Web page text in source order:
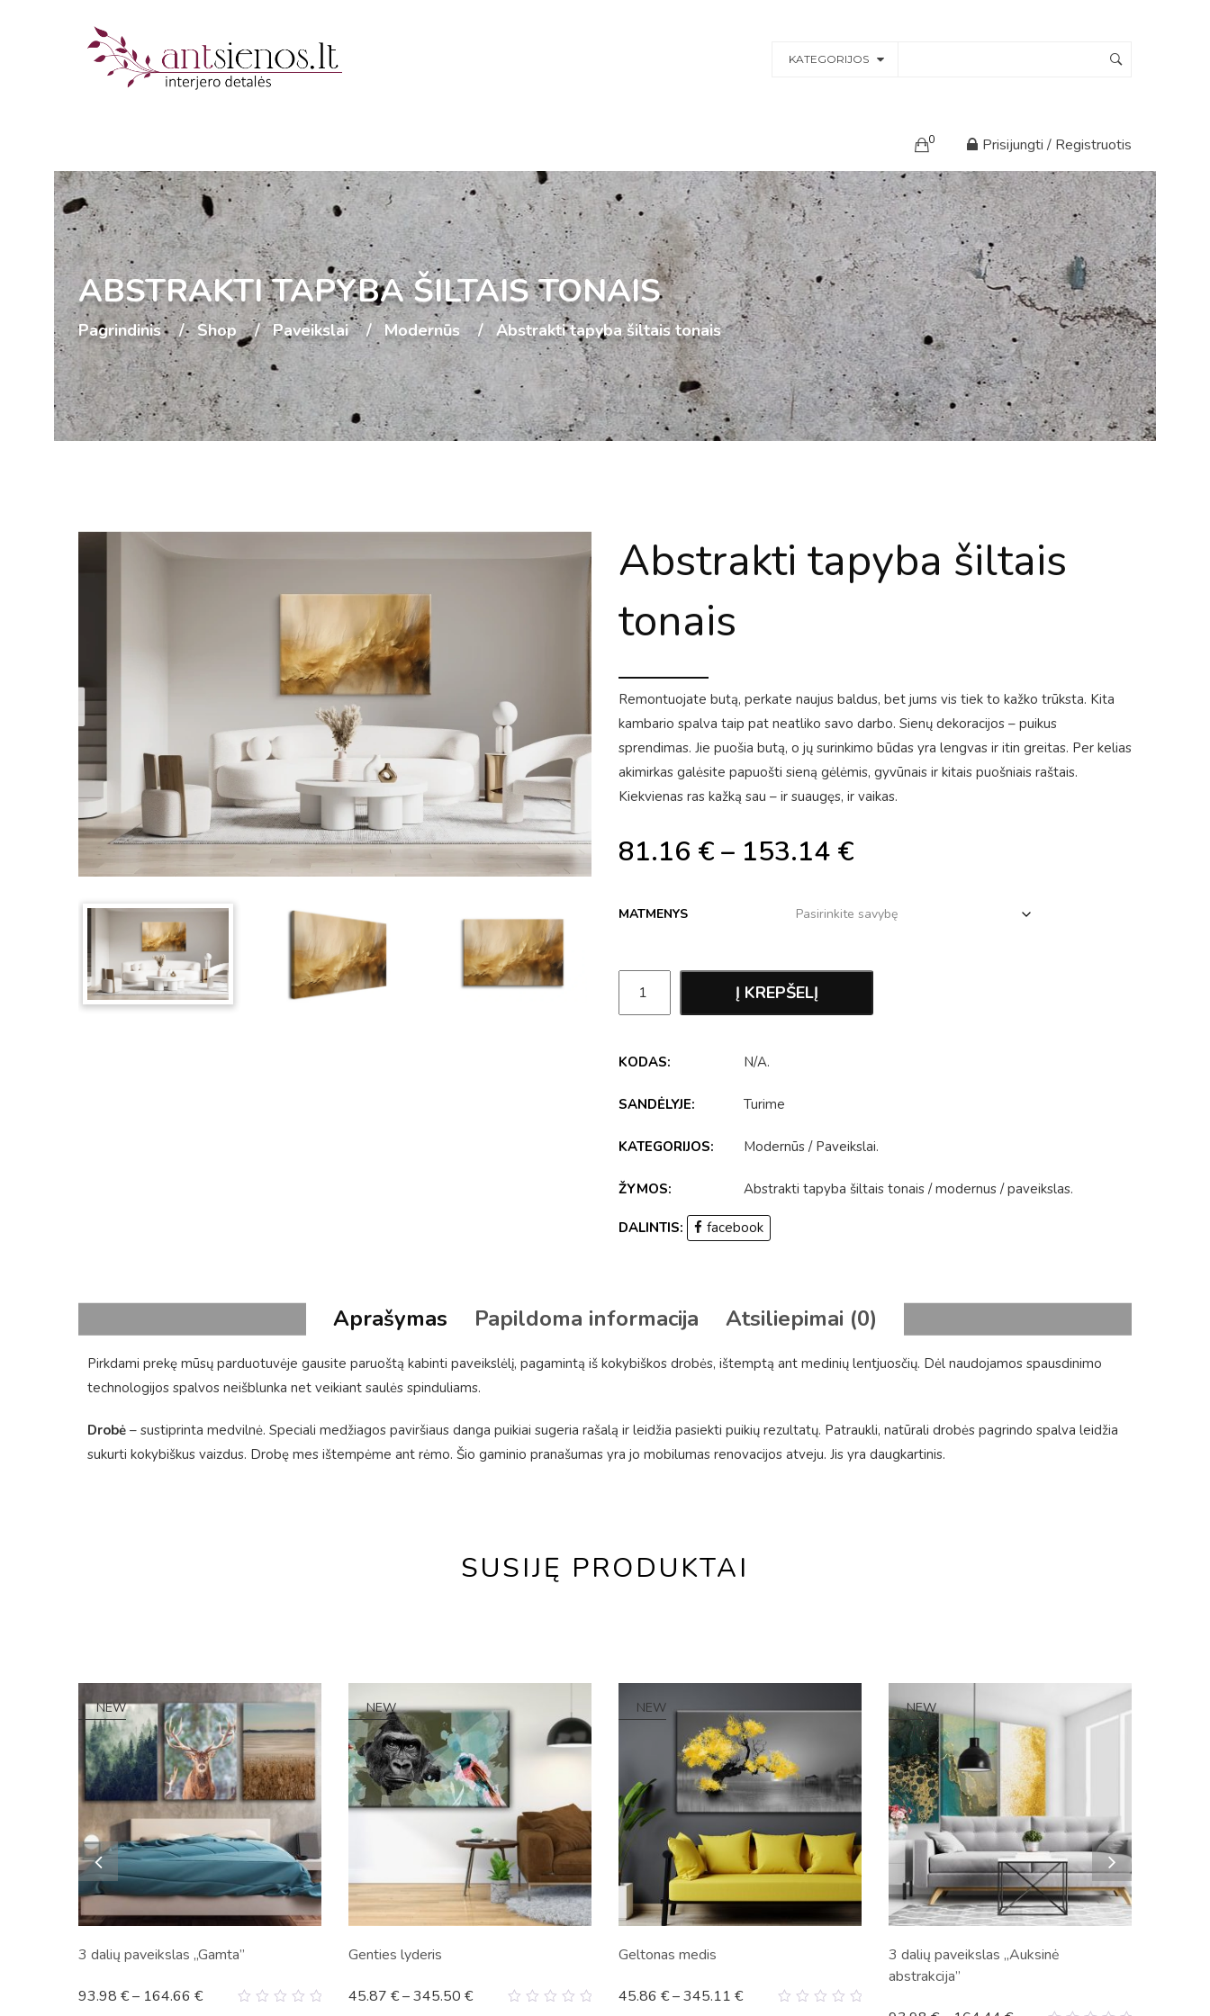
KATEGORIJOS
0 Prisijungti / Registruotis
ABSTRAKTI TAPYBA ŠILTAIS TONAIS
Pagrindinis Shop Paveikslai Modernūs Abstrakti tapyba šiltais tonais
Abstrakti tapyba šiltais
tonais
Remontuojate butą, perkate naujus baldus, bet jums vis tiek to kažko trūksta. Kita
kambario spalva taip pat neatliko savo darbo. Sienų dekoracijos – puikus
sprendimas. Jie puošia butą, o jų surinkimo būdas yra lengvas ir itin greitas. Per kelias
akimirkas galėsite papuošti sieną gėlėmis, gyvūnais ir kitais puošniais raštais.
Kiekvienas ras kažką sau – ir suaugęs, ir vaikas.
81.16 €– 153.14 €
MATMENYS
Į KREPŠELĮ
KODAS: N/A.
SANDĖLYJE: Turime
KATEGORIJOS: Modernūs / Paveikslai.
ŽYMOS: Abstrakti tapyba šiltais tonais /modernus /paveikslas.
DALINTIS: facebook
Aprašymas Papildoma informacija Atsiliepimai (0)
Pirkdami prekę mūsų parduotuvėje gausite paruoštą kabinti paveikslėlį, pagamintą iš kokybiškos drobės, ištemptą ant medinių lentjuosčių. Dėl naudojamos spausdinimo
technologijos spalvos neišblunka net veikiant saulės spinduliams.
Drobė – sustiprinta medvilnė. Speciali medžiagos paviršiaus danga puikiai sugeria rašalą ir leidžia pasiekti puikių rezultatų. Patraukli, natūrali drobės pagrindo spalva leidžia
sukurti kokybiškus vaizdus. Drobę mes ištempėme ant rėmo. Šio gaminio pranašumas yra jo mobilumas renovacijos atveju. Jis yra daugkartinis.
SUSIJĘ PRODUKTAI
NEW
3 dalių paveikslas „Gamta”
93.98 €– 164.66 €
NEW
Genties lyderis
45.87 €–345.50 €
NEW
Geltonas medis
45.86 €–345.11 €
NEW
HOT
3 dalių paveikslas „Auksinė
abstrakcija”